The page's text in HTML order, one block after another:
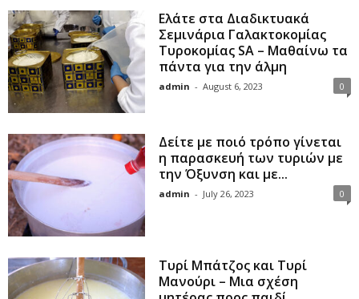
Ελάτε στα Διαδικτυακά
Σεμινάρια Γαλακτοκομίας
Τυροκομίας SΑ – Μαθαίνω τα
πάντα για την άλμη
admin - August 6, 2023 0
Δείτε με ποιό τρόπο γίνεται
η παρασκευή των τυριών με
την Όξυνση και με...
admin - July 26, 2023 0
Τυρί Μπάτζος και Τυρί
Μανούρι – Μια σχέση